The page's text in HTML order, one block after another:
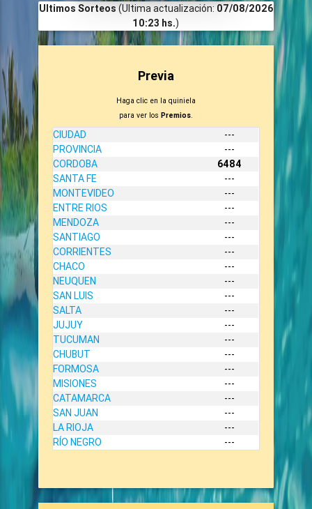
Ultimos Sorteos (Ultima actualización: 07/08/2026
10:23 hs.)
Previa
Haga clic en la quiniela
para ver los Premios.
CIUDAD
---
PROVINCIA
---
CORDOBA
6484
SANTA FE
---
MONTEVIDEO
---
ENTRE RIOS
---
MENDOZA
---
SANTIAGO
---
CORRIENTES
---
CHACO
---
NEUQUEN
---
SAN LUIS
---
SALTA
---
JUJUY
---
TUCUMAN
---
CHUBUT
---
FORMOSA
---
MISIONES
---
CATAMARCA
---
SAN JUAN
---
LA RIOJA
---
RÍO NEGRO
---